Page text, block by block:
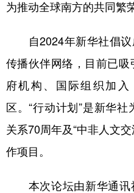
为推动全球南方的共同繁
自2024年新华社倡议
传播伙伴网络，目前已吸
府机构、国际组织加
区。“行动计划”是新华
关系70周年及“中非人文
作项目。
本次论坛由新华通讯